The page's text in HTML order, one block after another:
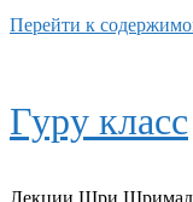
Перейти к
Гуру класс
Лекции Шри Шримад